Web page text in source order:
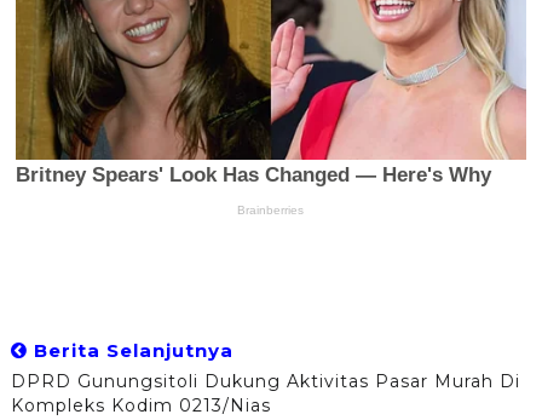
Berita Selanjutnya
DPRD Gunungsitoli Dukung Aktivitas Pasar Murah Di
Kompleks Kodim 0213/Nias